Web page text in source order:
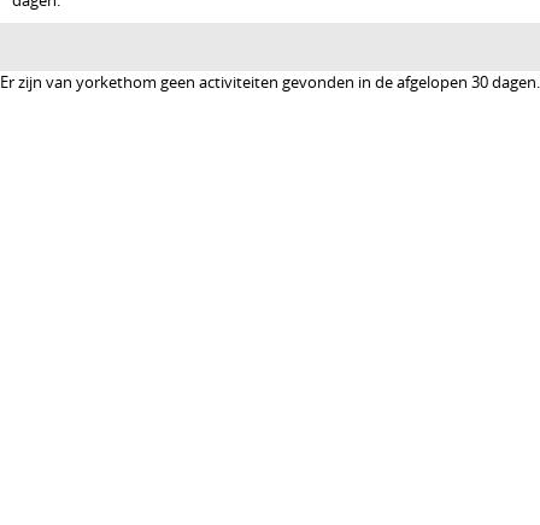
Er zijn van yorkethom geen activiteiten gevonden in de afgelopen 30 dagen.